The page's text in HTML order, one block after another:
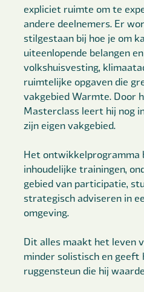
expliciet ruimte om te
andere deelnemers. Er
stilgestaan bij hoe je om
uiteenlopende belangen
volkshuisvesting,
ruimtelijke opgaven die
vakgebied Warmte. Door
Masterclass leert hij nog
zijn eigen vakgebied.
Het ontwikkelprogramma
inhoudelijke trainingen,
gebied van participatie,
strategisch adviseren in
omgeving.
Dit alles maakt het leven
minder solistisch en geeft
ruggensteun die hij